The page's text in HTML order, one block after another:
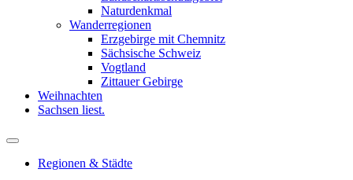
Naturdenkmal
Wanderregionen
Erzgebirge mit Chemnitz
Sächsische Schweiz
Vogtland
Zittauer Gebirge
Weihnachten
Sachsen liest.
Regionen & Städte